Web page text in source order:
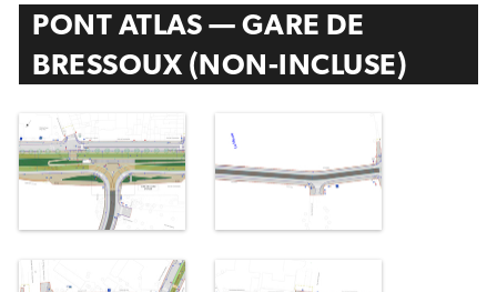
PONT ATLAS — GARE DE
BRESSOUX (NON-INCLUSE)